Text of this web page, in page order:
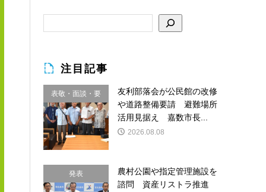
注目記事
表敬・面談・要
請
友利部落会が公民館の改修
や道路整備要請 避難場所
活用見据え 嘉数市長...
2026.08.08
発表
農村公園や指定管理施設を
諮問 資産リストラ推進